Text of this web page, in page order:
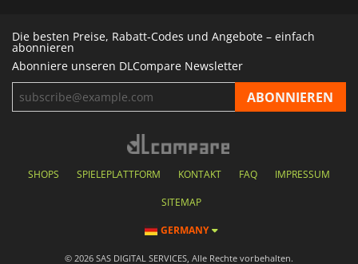
Die besten Preise, Rabatt-Codes und Angebote – einfach
abonnieren
Abonniere unseren DLCompare Newsletter
SHOPS SPIELEPLATTFORM KONTAKT FAQ IMPRESSUM
SITEMAP
GERMANY
© 2026 SAS DIGITAL SERVICES, Alle Rechte vorbehalten.